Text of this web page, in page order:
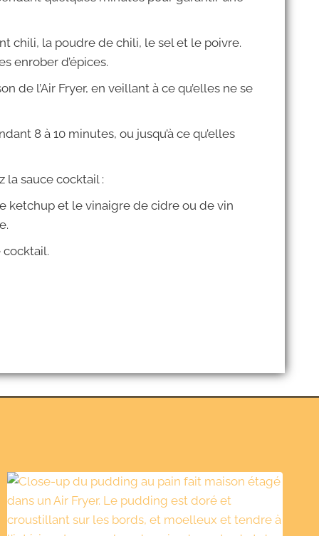
chili, la poudre de chili, le sel et le poivre.
enrober d’épices.
de l’Air Fryer, en veillant à ce qu’elles ne se
8 à 10 minutes, ou jusqu’à ce qu’elles
la sauce cocktail :
ketchup et le vinaigre de cidre ou de vin
cocktail.